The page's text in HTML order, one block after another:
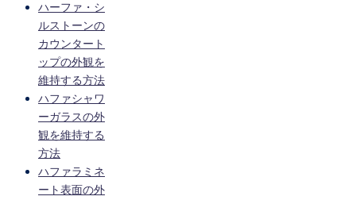
ハーファ・シ
ルストーンの
カウンタート
ップの外観を
維持する方法
ハファシャワ
ーガラスの外
観を維持する
方法
ハファラミネ
ート表面の外